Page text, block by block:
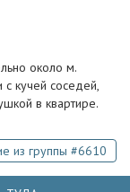
около м.
кучей соседей,
в квартире.
из группы #6610